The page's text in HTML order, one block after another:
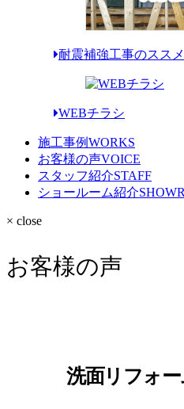
耐震補強工事のススメ
WEBチラシ
施工事例WORKS
お客様の声VOICE
スタッフ紹介STAFF
ショールーム紹介
× close
お客様の声
洗面リフォ